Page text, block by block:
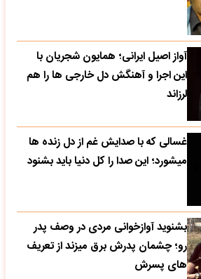
آواز اصیل ایرانی؛ همایون شجریان با
این اجرا و آهنگش دل خارجی ها را هم
لرزاند
غسالی که با صدایش غم از دل زنده ها
میشورد؛ این صدا را کل دنیا باید بشنود
بشنوید آوازخوانی مردی در وصف پدر
رو؛ چشمان پدرش برق میزند از تعریف
های پسرش